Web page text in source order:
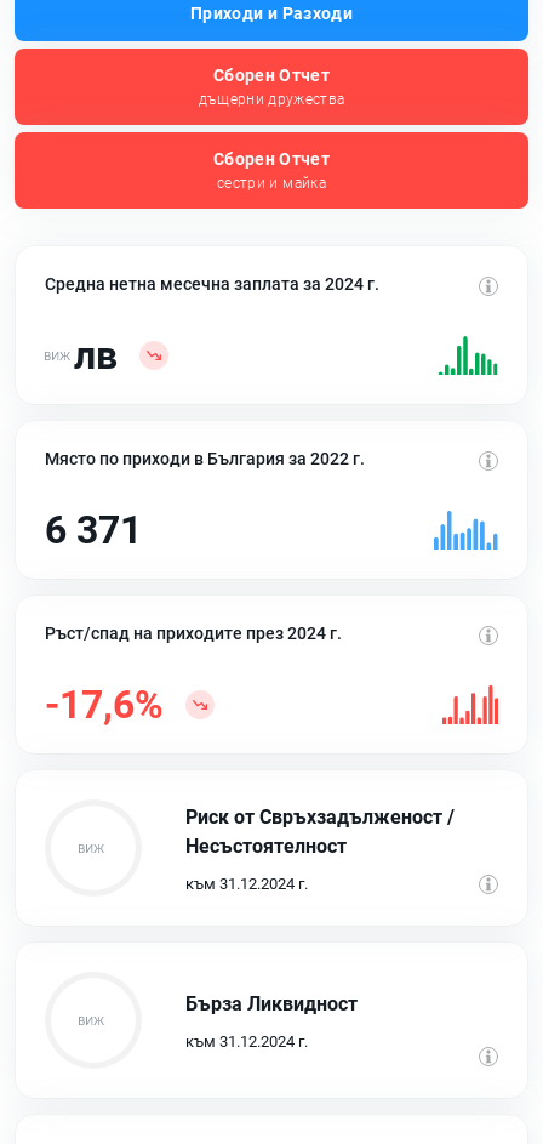
Приходи и Разходи
Сборен Отчет
дъщерни дружества
Сборен Отчет
сестри и майка
Средна нетна месечна заплата за 2024 г.
лв
Място по приходи в България за 2022 г.
6 371
Ръст/спад на приходите през 2024 г.
-17,6%
Риск от Свръхзадълженост /
Несъстоятелност
към 31.12.2024 г.
Бърза Ликвидност
към 31.12.2024 г.